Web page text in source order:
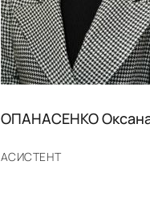
АСИСТЕНТ
ОПАНАСЕНКО Оксана